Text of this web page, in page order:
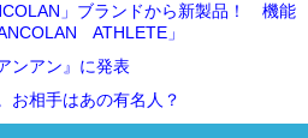
」ブランドから新製品！ 機能
ATHLETE」
ンアン』に発表
お相手はあの有名人？